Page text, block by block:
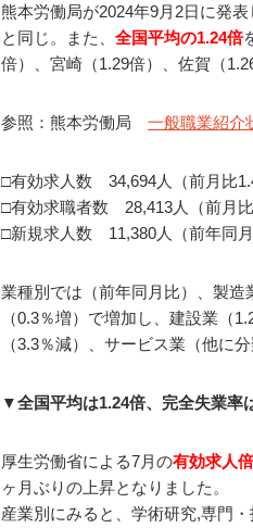
熊本労働局が2024年9月2日に発
と同じ。また、 全国平均の1.24倍
倍）、宮崎（1.29倍）、佐賀（
参照：熊本労働局 一般職業紹介
□有効求人数 34,694人（前月比
□有効求職者数 28,413人（前月
□新規求人数 11,380人（前年同
業種別では（前年同月比）、製造
（0.3％増）で増加し、建設業（
（3.3％減）、サービス業（他に
▼全国平均は1.24倍、完全失業率
厚生労働省による7月の有効求人
ヶ月ぶりの上昇となりました。
産業別にみると、学術研究,専門